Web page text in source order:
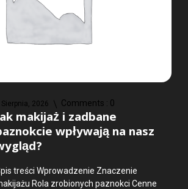
Sierpnia, 2026 Comments : 0
makijaż i zadbane
wpływają na nasz
treści Wprowadzenie Znaczenie
Rola zrobionych paznokci Cenne